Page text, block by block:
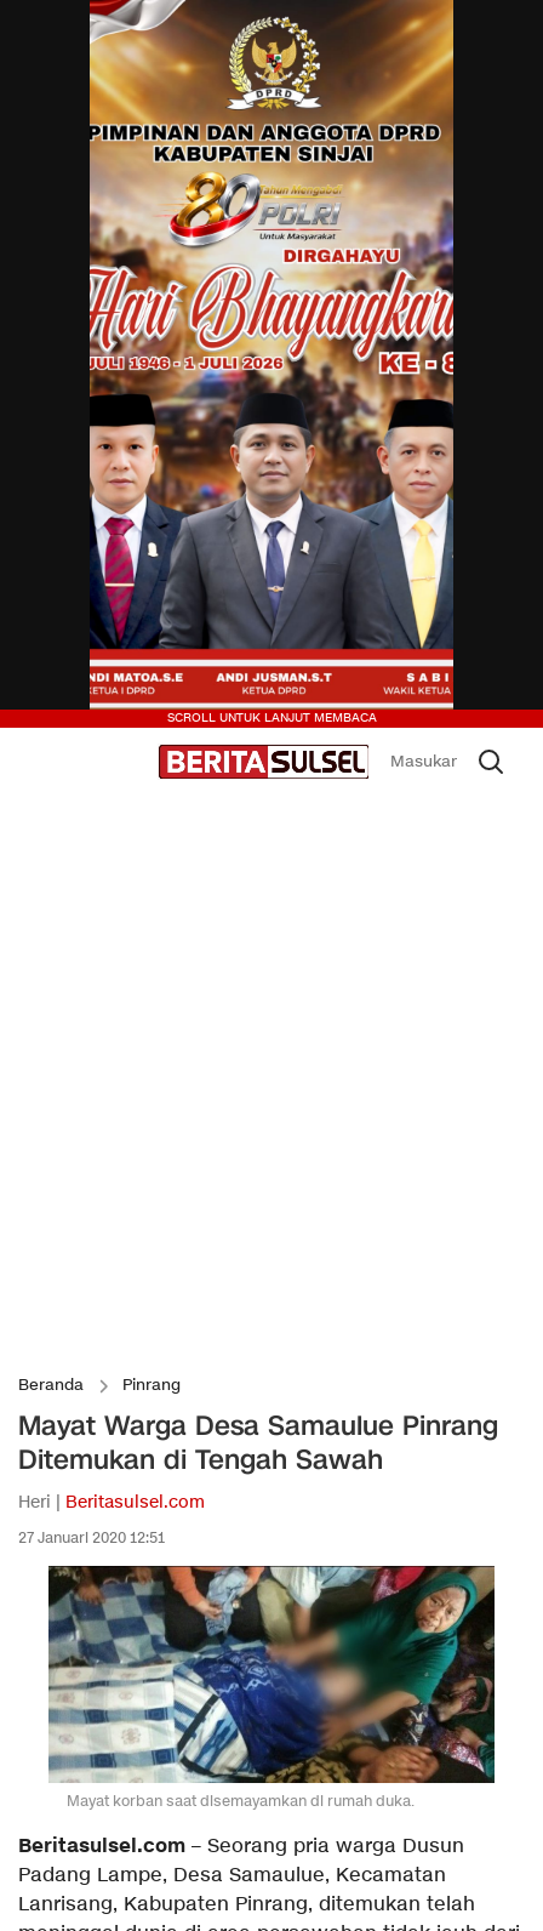
Beranda Pinrang
Mayat Warga Desa Samaulue Pinrang
Ditemukan di Tengah Sawah
Heri | Beritasulsel.com
27 Januari 2020 12:51
Mayat korban saat disemayamkan di rumah duka.
Beritasulsel.com – Seorang pria warga Dusun
Padang Lampe, Desa Samaulue, Kecamatan
Lanrisang, Kabupaten Pinrang, ditemukan telah